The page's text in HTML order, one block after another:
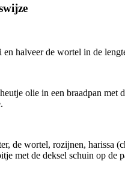
en halveer de wortel in de
olie in een braadpan met
de wortel, rozijnen, harissa
met de deksel schuin op de